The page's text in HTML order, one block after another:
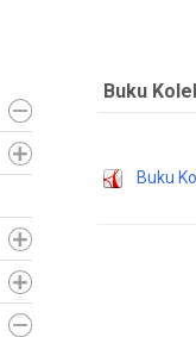
Buku
Buku